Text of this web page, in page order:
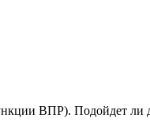
ВПР). Подойдет ли